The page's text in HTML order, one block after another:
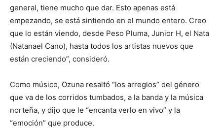
general, tiene mucho que dar. Esto apenas está
empezando, se está sintiendo en el mundo entero. Creo
que lo están viendo, desde Peso Pluma, Junior H, el Nata
(Natanael Cano), hasta todos los artistas nuevos que
están creciendo”, consideró.
Como músico, Ozuna resaltó “los arreglos” del género
que va de los corridos tumbados, a la banda y la música
norteña, y dijo que le “encanta verlo en vivo” y la
“emoción” que produce.